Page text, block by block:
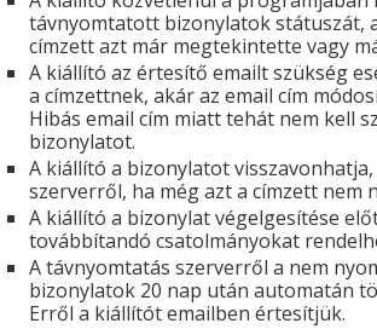
távnyomtatott bizonylatok státuszát,
címzett azt már megtekintette vagy
A kiállító az értesítő emailt szükség
a címzettnek, akár az email cím
Hibás email cím miatt tehát nem kell
bizonylatot.
A kiállító a bizonylatot
szerverről, ha még azt a címzett nem
A kiállító a bizonylat végelgesítése
továbbítandó csatolmányokat
A távnyomtatás szerverről a nem
bizonylatok 20 nap után automatán
Erről a kiállítót emailben értesítjük.